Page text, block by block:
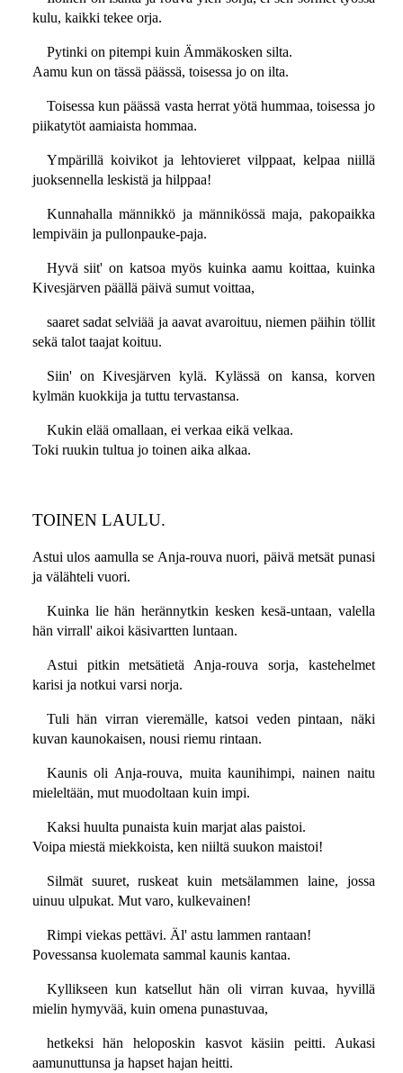
kulu, kaikki tekee orja.
Pytinki on pitempi kuin Ämmäkosken silta.
Aamu kun on tässä päässä, toisessa jo on ilta.
Toisessa kun päässä vasta herrat yötä hummaa, toisessa jo
piikatytöt aamiaista hommaa.
Ympärillä koivikot ja lehtovieret vilppaat, kelpaa niillä
juoksennella leskistä ja hilppaa!
Kunnahalla männikkö ja männikössä maja, pakopaikka
lempiväin ja pullonpauke-paja.
Hyvä siit' on katsoa myös kuinka aamu koittaa, kuinka
Kivesjärven päällä päivä sumut voittaa,
saaret sadat selviää ja aavat avaroituu, niemen päihin töllit
sekä talot taajat koituu.
Siin' on Kivesjärven kylä. Kylässä on kansa, korven
kylmän kuokkija ja tuttu tervastansa.
Kukin elää omallaan, ei verkaa eikä velkaa.
Toki ruukin tultua jo toinen aika alkaa.
TOINEN LAULU.
Astui ulos aamulla se Anja-rouva nuori, päivä metsät punasi
ja välähteli vuori.
Kuinka lie hän herännytkin kesken kesä-untaan, valella
hän virrall' aikoi käsivartten luntaan.
Astui pitkin metsätietä Anja-rouva sorja, kastehelmet
karisi ja notkui varsi norja.
Tuli hän virran vieremälle, katsoi veden pintaan, näki
kuvan kaunokaisen, nousi riemu rintaan.
Kaunis oli Anja-rouva, muita kaunihimpi, nainen naitu
mieleltään, mut muodoltaan kuin impi.
Kaksi huulta punaista kuin marjat alas paistoi.
Voipa miestä miekkoista, ken niiltä suukon maistoi!
Silmät suuret, ruskeat kuin metsälammen laine, jossa
uinuu ulpukat. Mut varo, kulkevainen!
Rimpi viekas pettävi. Äl' astu lammen rantaan!
Povessansa kuolemata sammal kaunis kantaa.
Kyllikseen kun katsellut hän oli virran kuvaa, hyvillä
mielin hymyvää, kuin omena punastuvaa,
hetkeksi hän heloposkin kasvot käsiin peitti. Aukasi
aamunuttunsa ja hapset hajan heitti.